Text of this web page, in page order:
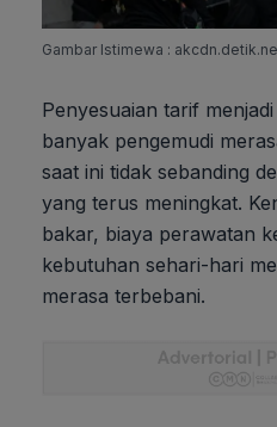
Gambar Istimewa :
Penyesuaian tarif
banyak pengemudi
saat ini tidak sebanding
yang terus meningkat.
bakar, biaya perawatan
kebutuhan sehari-hari
merasa terbebani.